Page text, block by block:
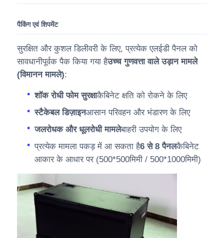
पैकिंग एवं शिपमेंट
सुरक्षित और कुशल डिलीवरी के लिए, प्रत्येक एलईडी पैनल को
सावधानीपूर्वक पैक किया गया हैउच्च गुणवत्ता वाले उड़ान मामले
(विमानन मामले):
शॉक रोधी फोम सुरक्षाकैबिनेट क्षति को रोकने के लिए
स्टैकेबल डिज़ाइनआसान परिवहन और भंडारण के लिए
जलरोधक और धूलरोधी मामलेबाहरी उपयोग के लिए
प्रत्येक मामला पकड़ में आ सकता है6 से 8 पैनलकैबिनेट
आकार के आधार पर (500*500मिमी / 500*1000मिमी)